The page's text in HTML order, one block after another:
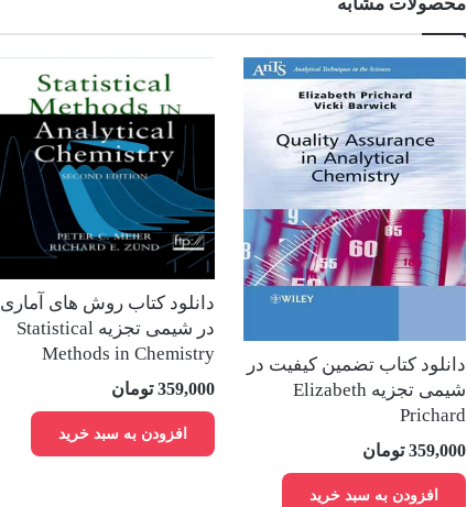
دانلود کتاب تضمین کیفیت در
شیمی تجزیه Elizabeth
Prichard
359,000 تومان
افزودن به سبد خرید
دانلود کتاب روش های آماری
در شیمی تجزیه Statistical
Methods in Chemistry
359,000 تومان
افزودن به سبد خرید